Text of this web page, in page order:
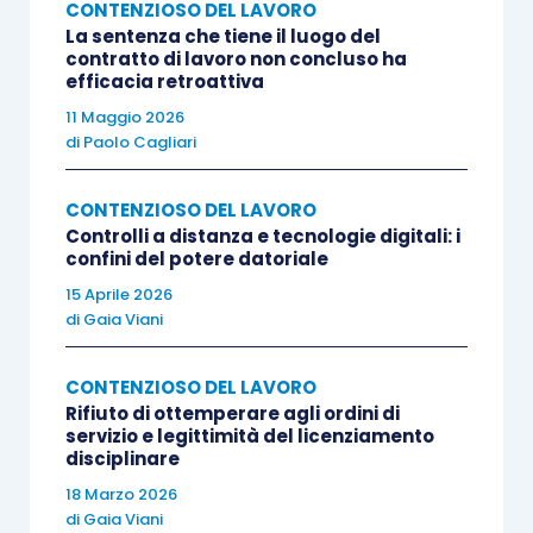
se il lavoratore ha potuto effettivamente
dimostrare le proprie capacità rispetto alle
mansioni concordate nel patto di prova. Alla luce
di ciò, la Cassazione conferma che nel caso di
specie il recesso datoriale risultava essere
illegittimo, posto che al lavoratore erano state
assegnate mansioni diverse da quelle indicate
nella clausola contrattuale. Tanto premesso, la
un’ipotesi di nullità genetica del patto: tale ultima
ipotesi ricorre nel caso di mancata stipula del
patto di prova per iscritto, mancata
specificazione delle mansioni da espletare o,
ancora, in caso di successione di contratti, ove il
patto previsto nel secondo contratto risulta
essere nullo per difetto di causa. Solo in questi
CONTENZIOSO DEL LAVORO
La sentenza che tiene il luogo del
contratto di lavoro non concluso ha
efficacia retroattiva
11 Maggio 2026
di Paolo Cagliari
CONTENZIOSO DEL LAVORO
Controlli a distanza e tecnologie digitali: i
confini del potere datoriale
15 Aprile 2026
di Gaia Viani
CONTENZIOSO DEL LAVORO
Rifiuto di ottemperare agli ordini di
servizio e legittimità del licenziamento
disciplinare
18 Marzo 2026
di Gaia Viani